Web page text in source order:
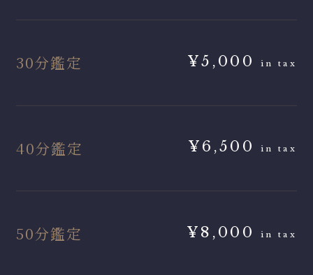
30分鑑定 ¥5,000in tax
40分鑑定 ¥6,500in tax
50分鑑定 ¥8,000in tax